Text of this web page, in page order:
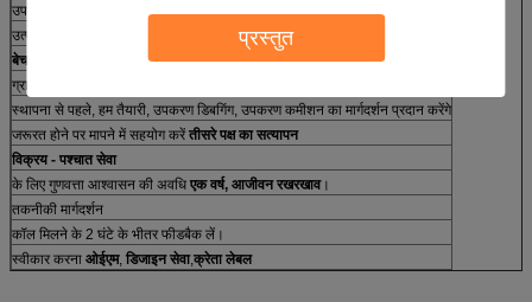
प्रस्तुत
उपकरण चयन:
प्रकार-चयन योजना,सामान्य प्रश्न
उत्पाद परीक्षण योजना
बेचना सेवा
ग्राहक संचार, प्रगति संचार
स्थापना से पहले, हम तैयारी, उपकरण डिबगिंग, उपकरण कमीशन का मार्गदर्शन प्रदान करेंगे
जरूरत होने पर मापने में सहयोग करें तीसरे पक्ष का सत्यापन
विक्रय - पश्चात सेवा
के लिए गुणवत्ता आश्वासन की अवधि एक वर्ष, आजीवन रखरखाव।
तकनीकी मार्गदर्शन
कॉल मिलने के 2 घंटे के भीतर फीडबैक लें।
स्वीकार करना ओईएम, डिजाइन सेवा,क्रेता लेबल